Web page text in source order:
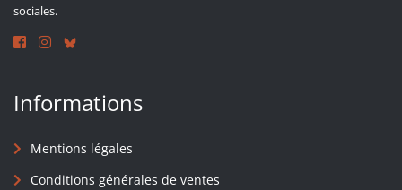
sociales.
Informations
Mentions légales
Conditions générales de ventes